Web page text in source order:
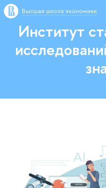
Высшая школа экономики
Институт